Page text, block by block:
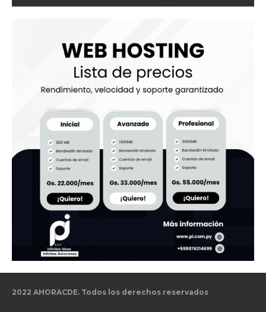
2022 AHORACDE. Todos los derechos reservados